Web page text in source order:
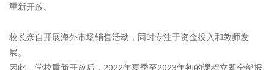
重新开放。
校长亲自开展海外市场销售活动，同时专注于资金投入和教师发
展。
因此，学校重新开放后，2022年夏季至2023年初的课程立即全部报